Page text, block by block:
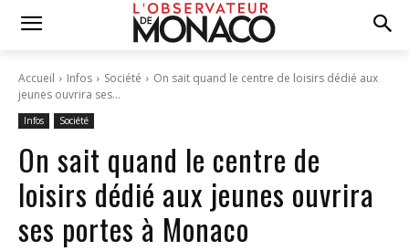
Accueil Infos Société
On sait quand le centre de loisirs dédié aux
jeunes ouvrira ses...
Infos Société
On sait quand le centre de
loisirs dédié aux jeunes ouvrira
ses portes à Monaco